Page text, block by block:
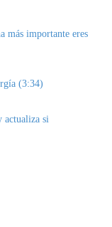
más importante eres
(3:34)
actualiza si